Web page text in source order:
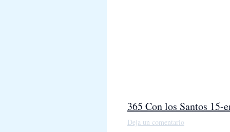
365 Con los Santos 15-
Deja un comentario